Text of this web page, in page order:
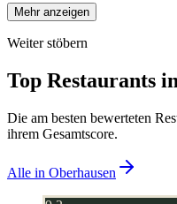
Mehr anzeigen
Weiter stöbern
Top Restaurants in
Die am besten bewerteten
ihrem Gesamtscore.
Alle in Oberhausen